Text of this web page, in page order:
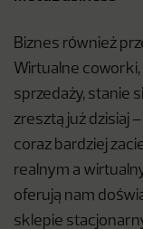
Biznes również
Wirtualne
sprzedaży, stanie
zresztą już dzisiaj
coraz bardziej
realnym a
oferują nam
sklepie